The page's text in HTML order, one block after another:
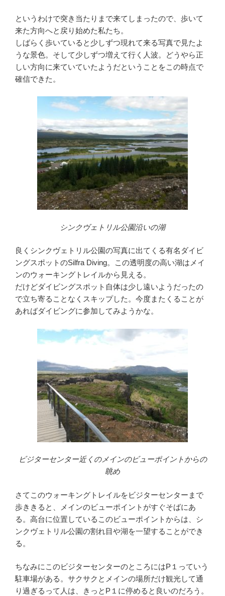
というわけで突き当たりまで来てしまったので、歩いて
来た方向へと戻り始めた私たち。
しばらく歩いていると少しずつ現れて来る写真で見たよ
うな景色。そして少しずつ増えて行く人波。どうやら正
しい方向に来ていていたようだということをこの時点で
確信できた。
シンクヴェトリル公園沿いの湖
良くシンクヴェトリル公園の写真に出てくる有名ダイビ
ングスポットのSilfra Diving。この透明度の高い湖はメイ
ンのウォーキングトレイルから見える。
だけどダイビングスポット自体は少し遠いようだったの
で立ち寄ることなくスキップした。今度またくることが
あればダイビングに参加してみようかな。
ビジターセンター近くのメインのビューポイントからの
眺め
さてこのウォーキングトレイルをビジターセンターまで
歩ききると、メインのビューポイントがすぐそばにあ
る。高台に位置しているこのビューポイントからは、シ
ンクヴェトリル公園の割れ目や湖を一望することができ
る。
ちなみにこのビジターセンターのところにはP１っていう
駐車場がある。サクサクとメインの場所だけ観光して通
り過ぎるって人は、きっとP１に停めると良いのだろう。